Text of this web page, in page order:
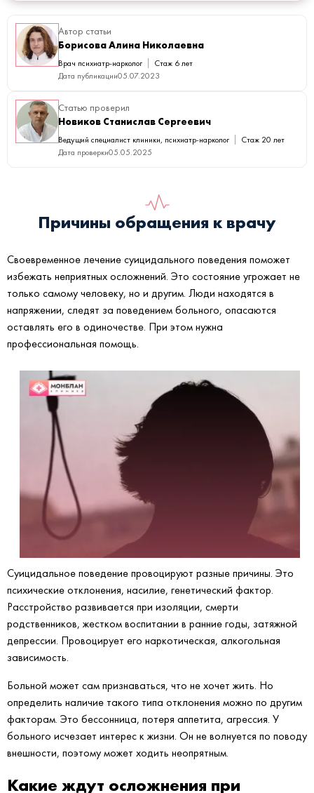
Автор статьи
Борисова Алина Николаевна
Врач психиатр-нарколог
Стаж 6 лет
Дата публикации05.07.2023
Статью проверил
Новиков Станислав Сергеевич
Ведущий специалист клиники, психиатр-нарколог
Стаж 20 лет
Дата проверки05.05.2025
Причины обращения к врачу
Своевременное лечение суицидального поведения поможет
избежать неприятных осложнений. Это состояние угрожает не
только самому человеку, но и другим. Люди находятся в
напряжении, следят за поведением больного, опасаются
оставлять его в одиночестве. При этом нужна
профессиональная помощь.
Суицидальное поведение провоцируют разные причины. Это
психические отклонения, насилие, генетический фактор.
Расстройство развивается при изоляции, смерти
родственников, жестком воспитании в ранние годы, затяжной
депрессии. Провоцирует его наркотическая, алкогольная
зависимость.
Больной может сам признаваться, что не хочет жить. Но
определить наличие такого типа отклонения можно по другим
факторам. Это бессонница, потеря аппетита, агрессия. У
больного исчезает интерес к жизни. Он не волнуется по поводу
внешности, поэтому может ходить неопрятным.
Какие ждут осложнения при